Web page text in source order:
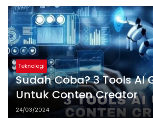
Teknologi
Sudah Coba? 3 Tools AI
Untuk Conten Creator
24/03/2024